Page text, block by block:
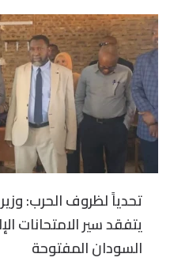
تحدياً لظروف الحرب: وزير
يتفقد سير الامتحانات
السودان المفتوحة